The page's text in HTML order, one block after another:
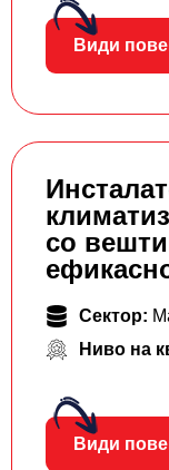
Види
со
Сектор:
Ниво на
Види